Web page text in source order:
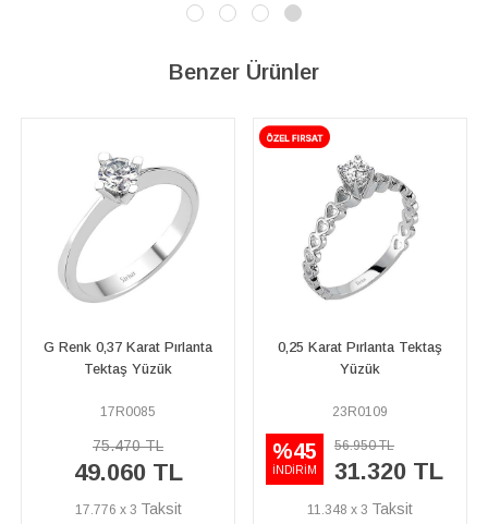
Benzer Ürünler
G Renk 0,37 Karat Pırlanta
Tektaş Yüzük
17R0085
75.470 TL
49.060 TL
17.776 x 3
0,25 Karat Pırlanta Tektaş
Yüzük
23R0109
%45
İNDİRİM
56.950 TL
31.320 TL
11.348 x 3